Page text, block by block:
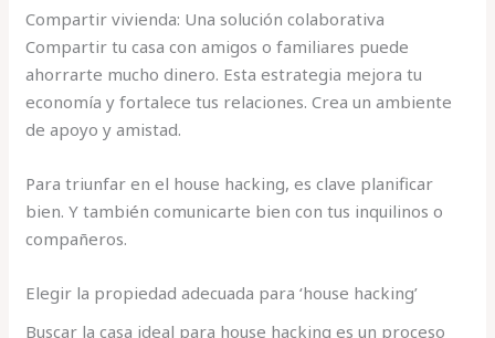
Compartir vivienda: Una solución colaborativa
Compartir tu casa con amigos o familiares puede
ahorrarte mucho dinero. Esta estrategia mejora tu
economía y fortalece tus relaciones. Crea un ambiente
de apoyo y amistad.
Para triunfar en el house hacking, es clave planificar
bien. Y también comunicarte bien con tus inquilinos o
compañeros.
Elegir la propiedad adecuada para ‘house hacking’
Buscar la casa ideal para house hacking es un proceso